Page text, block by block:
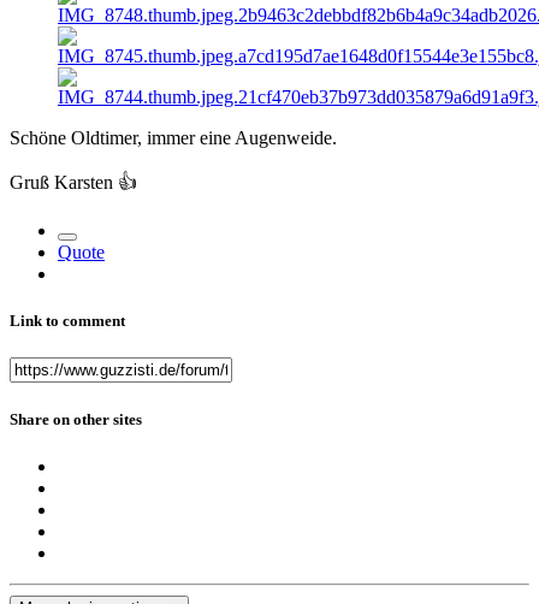
Schöne Oldtimer, immer eine Augenweide.
Gruß Karsten 👍
Quote
Link to comment
Share on other sites